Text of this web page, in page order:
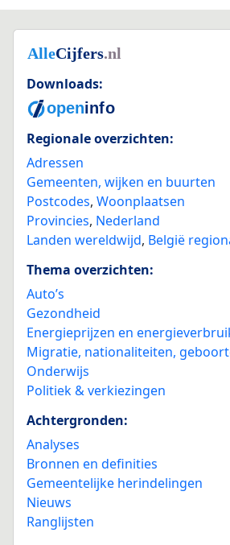
Downloads:
Regionale overzichten:
Adressen
Gemeenten, wijken en buurten
Postcodes, Woonplaatsen
Provincies, Nederland
Landen wereldwijd, België
Thema overzichten:
Auto’s
Gezondheid
Energieprijzen en
Migratie, nationaliteiten,
Onderwijs
Politiek & verkiezingen
Achtergronden:
Analyses
Bronnen en definities
Gemeentelijke herindelingen
Nieuws
Ranglijsten